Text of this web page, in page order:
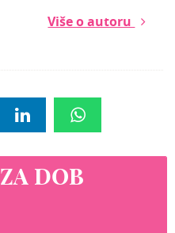
Više o autoru
DOB